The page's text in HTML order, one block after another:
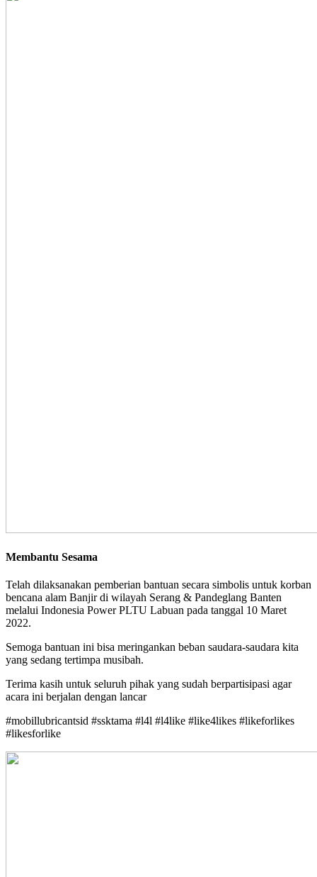
Membantu Sesama
Telah dilaksanakan pemberian bantuan secara simbolis untuk korban
bencana alam Banjir di wilayah Serang & Pandeglang Banten
melalui Indonesia Power PLTU Labuan pada tanggal 10 Maret
2022.
Semoga bantuan ini bisa meringankan beban saudara-saudara kita
yang sedang tertimpa musibah.
Terima kasih untuk seluruh pihak yang sudah berpartisipasi agar
acara ini berjalan dengan lancar
#mobillubricantsid #ssktama #l4l #l4like #like4likes #likeforlikes
#likesforlike